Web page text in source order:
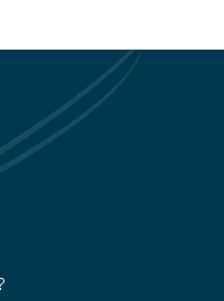
Löchern
der Goethe-
Code
hoch präzise